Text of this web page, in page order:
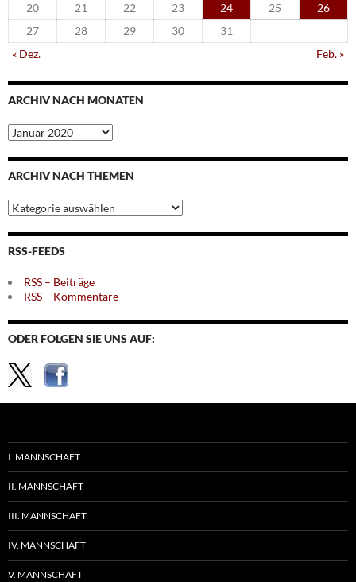
20
21 22 23 24 25
26
27
28 29 30
31
« Dez.
Feb. »
ARCHIV NACH MONATEN
Archiv
nach
Monaten
ARCHIV NACH THEMEN
Archiv
nach
Themen
RSS-FEEDS
RSS – Beiträge
RSS – Kommentare
ODER FOLGEN SIE UNS AUF:
I. MANNSCHAFT
II. MANNSCHAFT
III. MANNSCHAFT
IV. MANNSCHAFT
V. MANNSCHAFT